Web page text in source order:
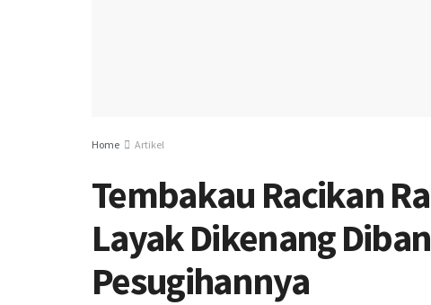
Home Artikel
Tembakau Racikan
Layak Dikenang
Pesugihannya